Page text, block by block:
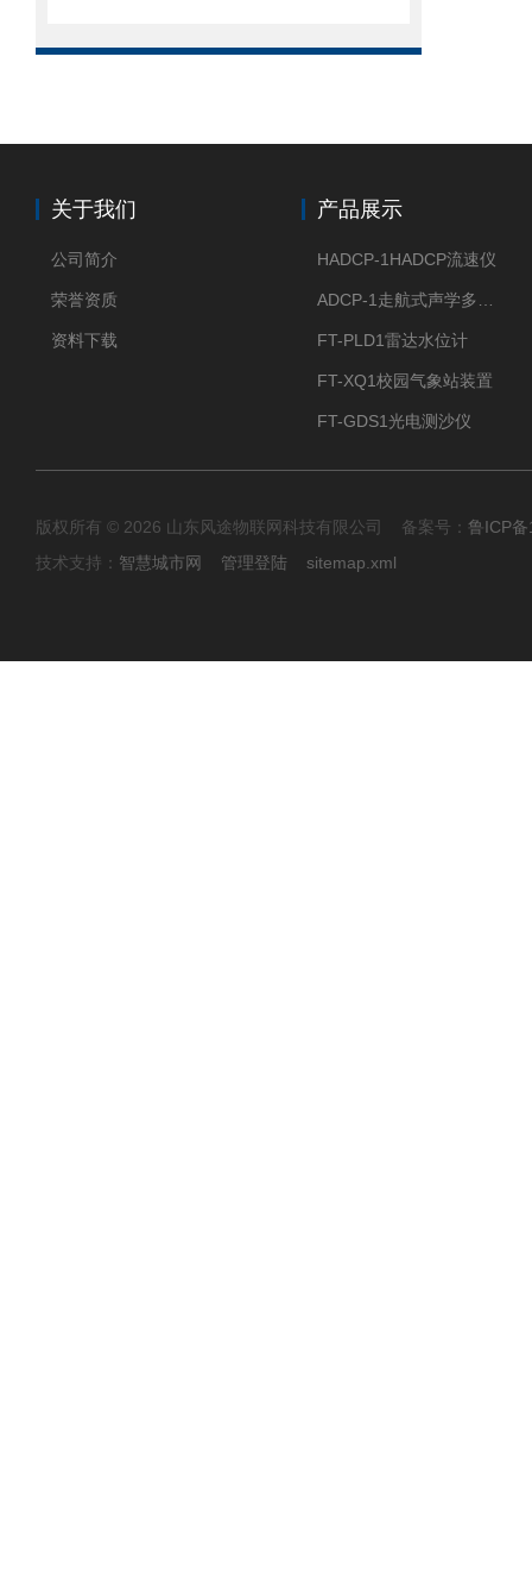
关于我们
公司简介
荣誉资质
资料下载
产品展示
HADCP-1HADCP流速仪
FT-PLD1雷达水位计
FT-XQ1校园气象站装置
FT-GDS1光电测沙仪
版权所有 © 2026 山东风途物联网科技有限公司 备案号： 鲁ICP
技术支持： 智慧城市网 管理登陆 sitemap.xml